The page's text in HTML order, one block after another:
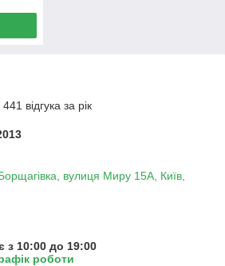
відгука за рік
вулиця Миру 15А, Київ,
з 10:00 до 19:00
роботи